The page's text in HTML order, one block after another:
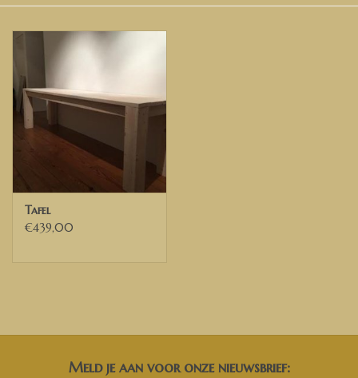
Plantenbakken
Hockers & Terrastafels
Opbergkisten
Zuilen & Pilaren
Tafel
€439,00
Meld je aan voor onze nieuwsbrief: